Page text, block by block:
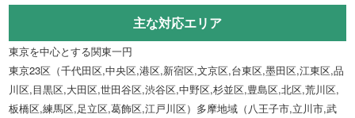
主な対応エリア
東京を中心とする関東一円
東京23区（千代田区,中央区,港区,新宿区,文京区,台東区,墨田区,江東区,品
川区,目黒区,大田区,世田谷区,渋谷区,中野区,杉並区,豊島区,北区,荒川区,
板橋区,練馬区,足立区,葛飾区,江戸川区）多摩地域（八王子市,立川市,武